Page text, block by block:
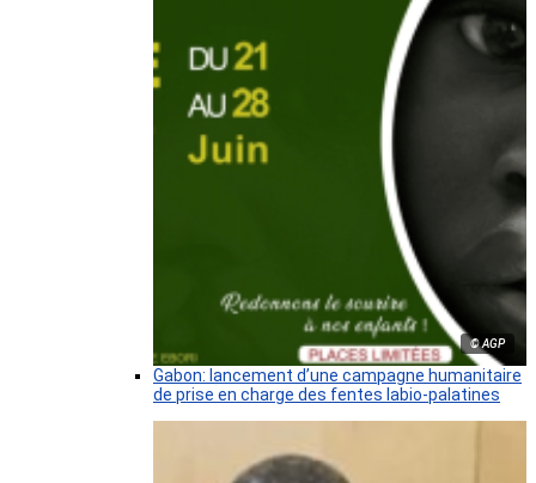
© AGP
Gabon: lancement d’une campagne humanitaire
de prise en charge des fentes labio-palatines